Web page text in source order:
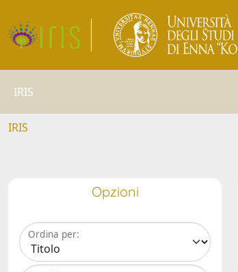
IRIS
IRIS
Opzioni
Ordina per: